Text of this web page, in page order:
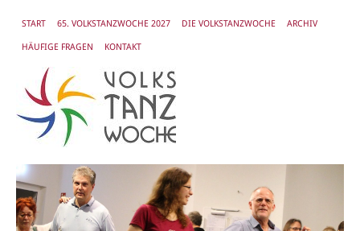
START 65. VOLKSTANZWOCHE 2027 DIE VOLKSTANZWOCHE ARCHIV
HÄUFIGE FRAGEN KONTAKT